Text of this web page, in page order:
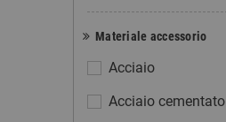
Materiale accessorio
Acciaio
Acciaio cementato